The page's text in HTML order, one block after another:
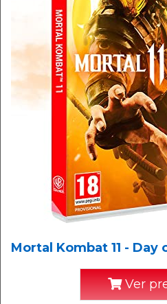
Mortal Kombat 11 - Day
Ver